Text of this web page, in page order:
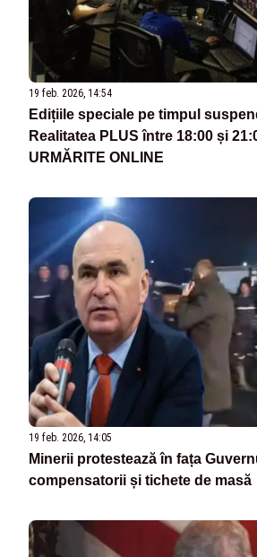
19 feb. 2026, 14:54
Edițiile speciale pe timpul
Realitatea PLUS între 18:00 și
URMĂRITE ONLINE
19 feb. 2026, 14:05
Minerii protestează în fața
compensatorii și tichete de masă